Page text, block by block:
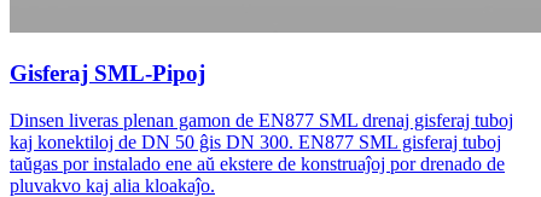
Gisferaj SML-Pipoj
Dinsen liveras plenan gamon de EN877 SML drenaj gisferaj tuboj
kaj konektiloj de DN 50 ĝis DN 300. EN877 SML gisferaj tuboj
taŭgas por instalado ene aŭ ekstere de konstruaĵoj por drenado de
pluvakvo kaj alia kloakaĵo.